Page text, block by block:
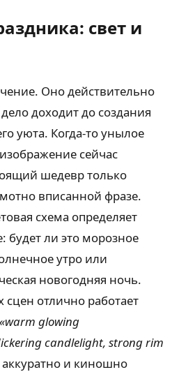
свет и
Оно действительно
доходит до создания
уюта. Когда-то унылое
сейчас
шедевр только
вписанной фразе.
схема определяет
будет ли это морозное
утро или
новогодняя ночь.
отлично работает
«warm glowing
candlelight, strong rim
аккуратно и киношно